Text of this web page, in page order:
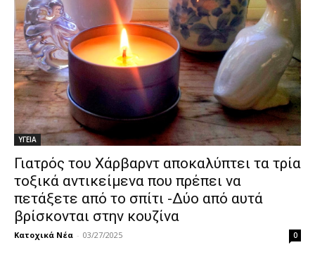
ΥΓΕΙΑ
Γιατρός του Χάρβαρντ αποκαλύπτει τα τρία
τοξικά αντικείμενα που πρέπει να
πετάξετε από το σπίτι -Δύο από αυτά
βρίσκονται στην κουζίνα
Κατοχικά Νέα - 03/27/2025 0